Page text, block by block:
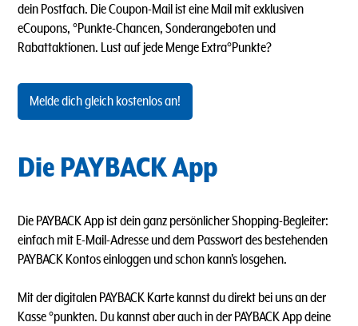
dein Postfach. Die Coupon-Mail ist eine Mail mit exklusiven
eCoupons, °Punkte-Chancen, Sonderangeboten und
Rabattaktionen. Lust auf jede Menge Extra°Punkte?
Melde dich gleich kostenlos an!
Die PAYBACK App
Die PAYBACK App ist dein ganz persönlicher Shopping-Begleiter:
einfach mit E-Mail-Adresse und dem Passwort des bestehenden
PAYBACK Kontos einloggen und schon kann's losgehen.
Mit der digitalen PAYBACK Karte kannst du direkt bei uns an der
Kasse °punkten. Du kannst aber auch in der PAYBACK App deine